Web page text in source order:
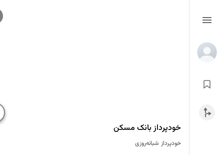
خودپرداز بانک مسکن
خودپرداز شبانه‌روزی